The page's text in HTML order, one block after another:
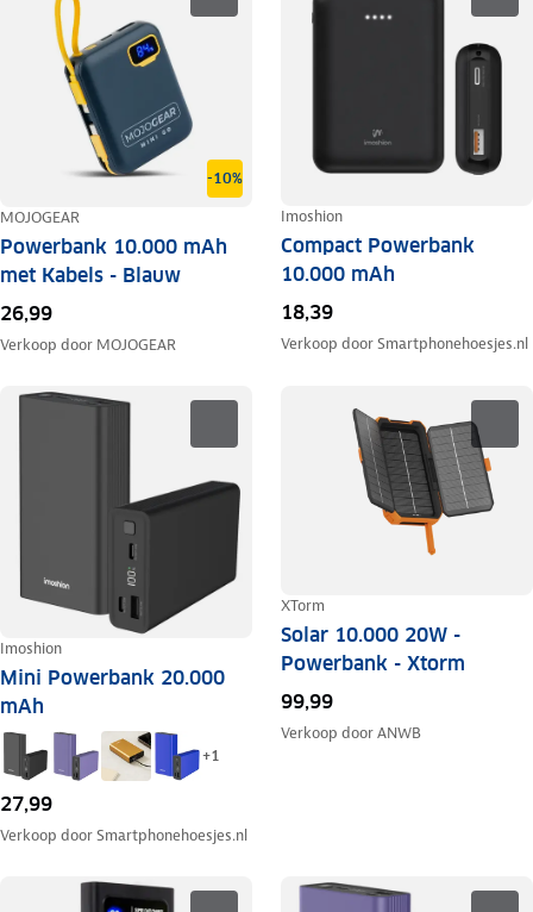
-10%
MOJOGEAR
Powerbank 10.000 mAh
met Kabels - Blauw
26,99
Verkoop door MOJOGEAR
Imoshion
Compact Powerbank
10.000 mAh
18,39
Verkoop doorSmartphonehoesjes.nl
Imoshion
Mini Powerbank 20.000
mAh
+1
27,99
Verkoop doorSmartphonehoesjes.nl
XTorm
Solar 10.000 20W -
Powerbank - Xtorm
99,99
Verkoop doorANWB